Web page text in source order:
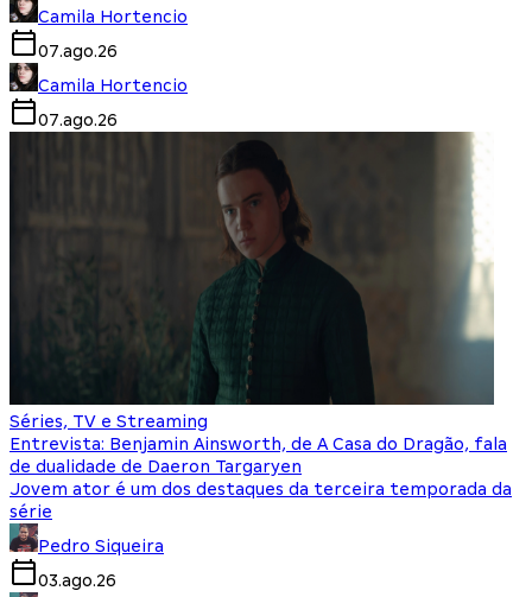
Camila Hortencio
07.ago.26
Camila Hortencio
07.ago.26
Séries, TV e Streaming
Entrevista: Benjamin Ainsworth, de A Casa do Dragão, fala
de dualidade de Daeron Targaryen
Jovem ator é um dos destaques da terceira temporada da
série
Pedro Siqueira
03.ago.26